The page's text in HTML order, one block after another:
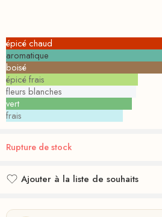
épicé chaud
aromatique
boisé
épicé frais
fleurs blanches
vert
frais
Rupture de stock
Ajouter à la liste de souhaits